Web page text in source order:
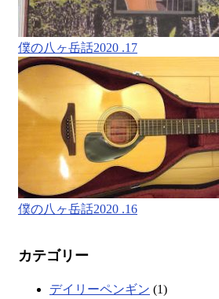
僕の八ヶ岳話2020 .17
僕の八ヶ岳話2020 .16
カテゴリー
デイリーペンギン (1)